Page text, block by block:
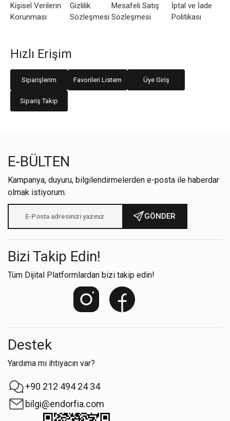
Kişisel Verilerin
Korunması
Gizlilik
Sözleşmesi
Mesafeli Satış
Sözleşmesi
İptal ve İade
Politikası
Hızlı Erişim
Siparişlerim Favorileri Listem Üye Giriş
Sipariş Takip
E-BÜLTEN
Kampanya, duyuru, bilgilendirmelerden e-posta ile haberdar
olmak istiyorum.
GÖNDER
Bizi Takip Edin!
Tüm Dijital Platformlardan bizi takip edin!
Destek
Yardıma mı ihtiyacın var?
+90 212 494 24 34
bilgi@endorfia.com